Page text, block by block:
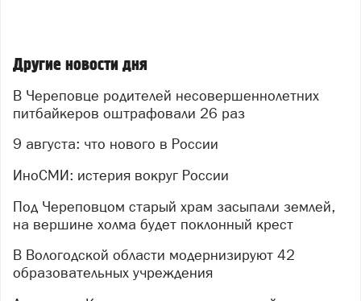
Другие новости дня
В Череповце родителей несовершеннолетних
питбайкеров оштрафовали 26 раз
9 августа: что нового в России
ИноСМИ: истерия вокруг России
Под Череповцом старый храм засыпали землей,
на вершине холма будет поклонный крест
В Вологодской области модернизируют 42
образовательных учреждения